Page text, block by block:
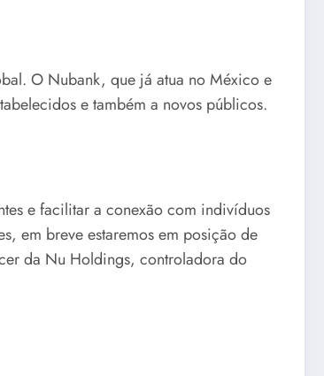
O Nubank, que já atua no México e
e também a novos públicos.
e facilitar a conexão com indivíduos
em breve estaremos em posição de
da Nu Holdings, controladora do